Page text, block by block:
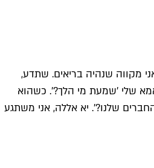
מקווה שנהיה בריאים. שתדע,
שלי 'שמעת מי הלך?'. כשהוא
שלנו?'. יא אללה, אני משתגע